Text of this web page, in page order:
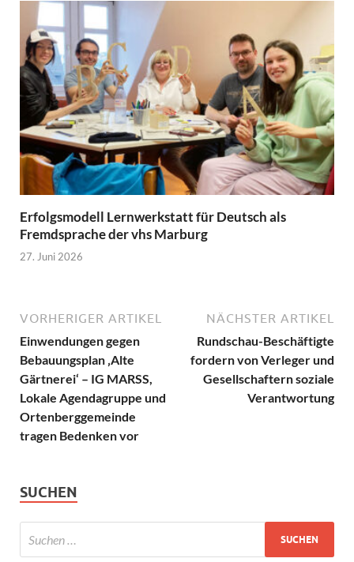
Erfolgsmodell Lernwerkstatt für Deutsch als
Fremdsprache der vhs Marburg
27. Juni 2026
VORHERIGER ARTIKEL
Einwendungen gegen
Bebauungsplan ‚Alte
Gärtnerei‘ – IG MARSS,
Lokale Agendagruppe und
Ortenberggemeinde
tragen Bedenken vor
NÄCHSTER ARTIKEL
Rundschau-Beschäftigte
fordern von Verleger und
Gesellschaftern soziale
Verantwortung
SUCHEN